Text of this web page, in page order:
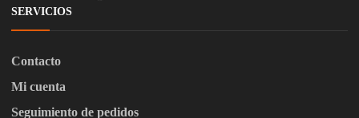
SERVICIOS
Contacto
Mi cuenta
Seguimiento de pedidos